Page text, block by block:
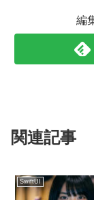
編
関連記事
SwiftUI